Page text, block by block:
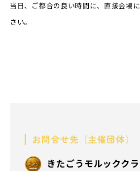
当日、ご都合の良い時間に、直接会場
さい。
お問合せ先（主催団体）
きたごうモルックク